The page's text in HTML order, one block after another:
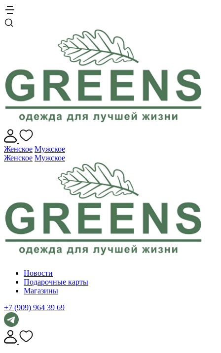
Женское Мужское
Женское Мужское
Новости
Подарочные карты
Магазины
+7 (909) 964 39 69